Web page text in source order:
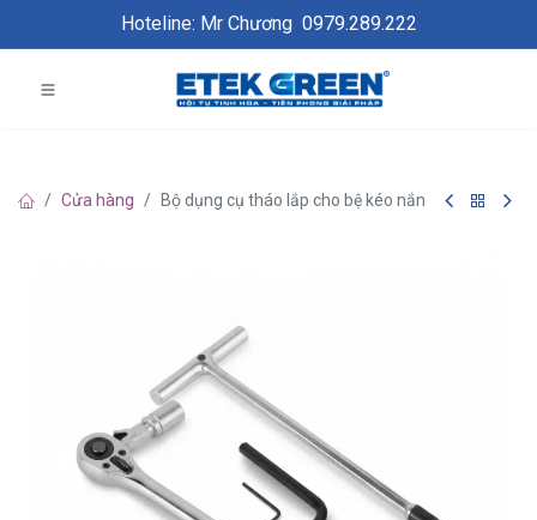
Hoteline: Mr Chương 0979.289.222
Cửa hàng Bộ dụng cụ tháo lắp cho bệ kéo nắn